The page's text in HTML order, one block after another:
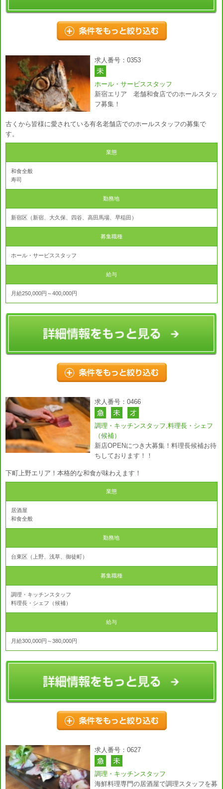
求人番号：0353
ホール・サービススタッフ
新宿エリア 老舗和食店でのホールスタッ
フ募集！
古くから皆様に愛されている有名老舗店でのホールスタッフの募集で
す。
業態
和食全般
寿司
勤務地
新宿区（新宿、大久保、四谷、高田馬場、早稲田）
募集職種
ホール・サービススタッフ
給与
月給250,000円～400,000円
求人番号：0466
調理・キッチンスタッフ,料理長・シェフ
（候補）
新店OPENにつき大募集！料理長候補お待
ちしております！！
下町上野エリア！本格的な和食が味わえます！
業態
居酒屋
和食全般
勤務地
台東区（上野、浅草、御徒町）
募集職種
調理・キッチンスタッフ
料理長・シェフ（候補）
給与
月給300,000円～380,000円
求人番号：0627
調理・キッチンスタッフ
海鮮料理専門の居酒屋で調理スタッフを募